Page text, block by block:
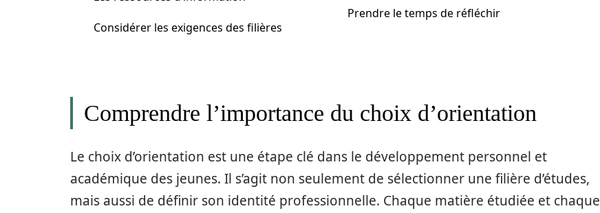
Considérer les exigences des filières
Prendre le temps de réfléchir
Comprendre l’importance du choix d’orientation
Le choix d’orientation est une étape clé dans le développement personnel et
académique des jeunes. Il s’agit non seulement de sélectionner une filière d’études,
mais aussi de définir son identité professionnelle. Chaque matière étudiée et chaque